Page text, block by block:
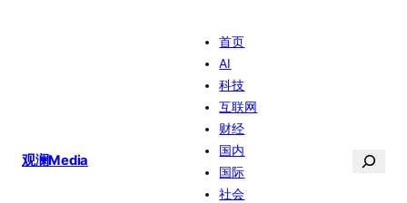
观澜Media
首页
AI
科技
互联网
财经
国内
国际
社会
搜